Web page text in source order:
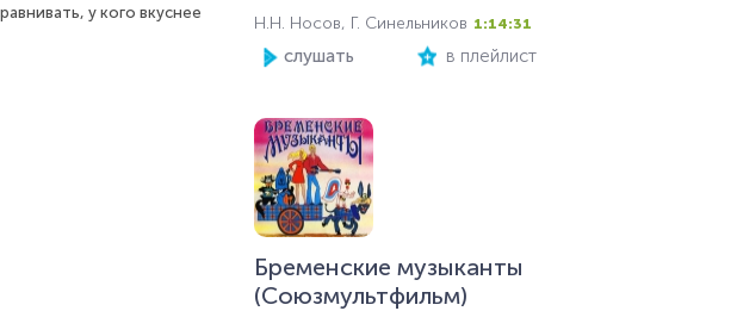
у кого вкуснее
Н.Н. Носов, Г. Синельников 1:14:31
слушать в плейлист
Бременские музыканты
(Союзмультфильм)